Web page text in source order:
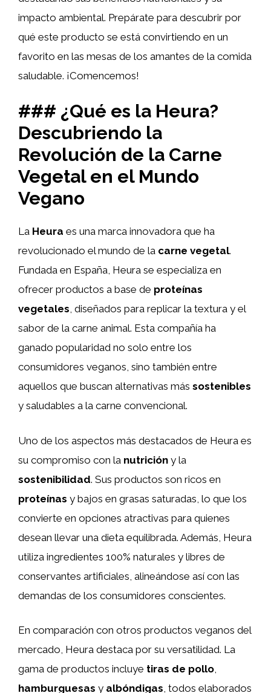
impacto ambiental. Prepárate para descubrir por
qué este producto se está convirtiendo en un
favorito en las mesas de los amantes de la comida
saludable. ¡Comencemos!
### ¿Qué es la Heura?
Descubriendo la
Revolución de la Carne
Vegetal en el Mundo
Vegano
La Heura es una marca innovadora que ha
revolucionado el mundo de la carne vegetal.
Fundada en España, Heura se especializa en
ofrecer productos a base de proteínas
vegetales, diseñados para replicar la textura y el
sabor de la carne animal. Esta compañía ha
ganado popularidad no solo entre los
consumidores veganos, sino también entre
aquellos que buscan alternativas más sostenibles
y saludables a la carne convencional.
Uno de los aspectos más destacados de Heura es
su compromiso con la nutrición y la
sostenibilidad. Sus productos son ricos en
proteínas y bajos en grasas saturadas, lo que los
convierte en opciones atractivas para quienes
desean llevar una dieta equilibrada. Además, Heura
utiliza ingredientes 100% naturales y libres de
conservantes artificiales, alineándose así con las
demandas de los consumidores conscientes.
En comparación con otros productos veganos del
mercado, Heura destaca por su versatilidad. La
gama de productos incluye tiras de pollo,
hamburguesas y albóndigas, todos elaborados